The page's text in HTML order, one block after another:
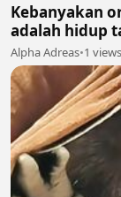
Kebanyakan
adalah hidup
Alpha Adreas•1 views